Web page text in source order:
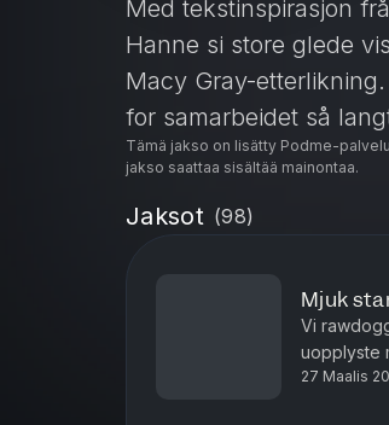
Med tekstinspirasjon
Hanne si store glede
Macy Gray-
for samarbeidet så
Tämä jakso on lisätty Podme-
jakso saattaa sisältää mainontaa.
Jaksot (98)
Mjuk
Vi
uopplyste
varmare
27 Maalis